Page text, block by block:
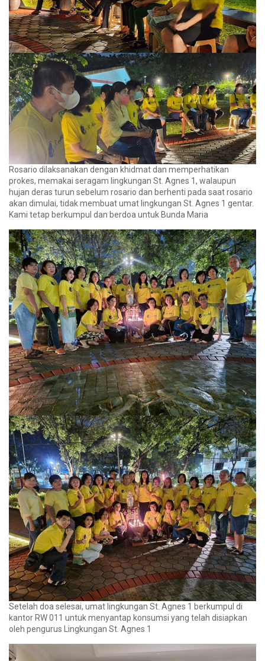
Rosario dilaksanakan dengan khidmat dan memperhatikan
prokes, memakai seragam lingkungan St. Agnes 1, walaupun
hujan deras turun sebelum rosario dan berhenti pada saat rosario
akan dimulai, tidak membuat umat lingkungan St. Agnes 1 gentar.
Kami tetap berkumpul dan berdoa untuk Bunda Maria
Setelah doa selesai, umat lingkungan St. Agnes 1 berkumpul di
kantor RW 011 untuk menyantap konsumsi yang telah disiapkan
oleh pengurus Lingkungan St. Agnes 1